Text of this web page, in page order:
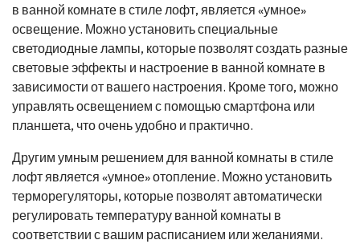
в ванной комнате в стиле лофт, является «умное»
освещение. Можно установить специальные
светодиодные лампы, которые позволят создать разные
световые эффекты и настроение в ванной комнате в
зависимости от вашего настроения. Кроме того, можно
управлять освещением с помощью смартфона или
планшета, что очень удобно и практично.
Другим умным решением для ванной комнаты в стиле
лофт является «умное» отопление. Можно установить
терморегуляторы, которые позволят автоматически
регулировать температуру ванной комнаты в
соответствии с вашим расписанием или желаниями.